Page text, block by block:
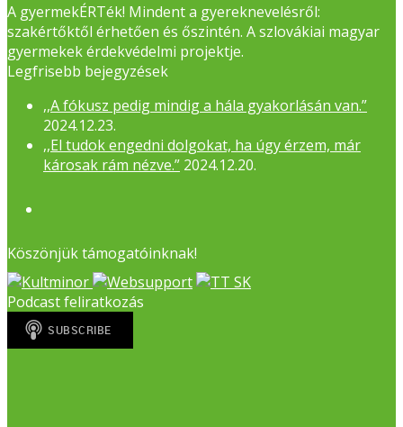
A gyermekÉRTék! Mindent a gyereknevelésről:
szakértőktől érhetően és őszintén. A szlovákiai magyar
gyermekek érdekvédelmi projektje.
Legfrisebb bejegyzések
,,A fókusz pedig mindig a hála gyakorlásán van.”
2024.12.23.
,,El tudok engedni dolgokat, ha úgy érzem, már
károsak rám nézve.” 2024.12.20.
Köszönjük támogatóinknak!
Podcast feliratkozás